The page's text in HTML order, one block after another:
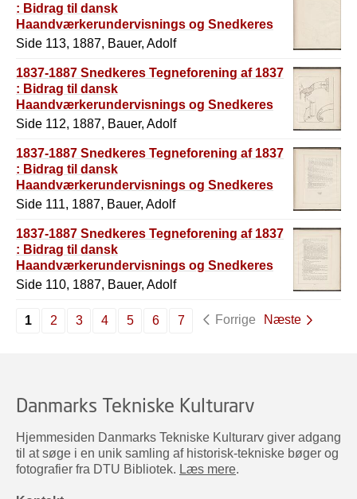
: Bidrag til dansk
Haandværkerundervisnings og Snedkeres
Historie
Side 113, 1887, Bauer, Adolf
1837-1887 Snedkeres Tegneforening af 1837
: Bidrag til dansk
Haandværkerundervisnings og Snedkeres
Historie
Side 112, 1887, Bauer, Adolf
1837-1887 Snedkeres Tegneforening af 1837
: Bidrag til dansk
Haandværkerundervisnings og Snedkeres
Historie
Side 111, 1887, Bauer, Adolf
1837-1887 Snedkeres Tegneforening af 1837
: Bidrag til dansk
Haandværkerundervisnings og Snedkeres
Historie
Side 110, 1887, Bauer, Adolf
1 2 3 4 5 6 7 Forrige Næste
Danmarks Tekniske Kulturarv
Hjemmesiden Danmarks Tekniske Kulturarv giver adgang
til at søge i en unik samling af historisk-tekniske bøger og
fotografier fra DTU Bibliotek. Læs mere.